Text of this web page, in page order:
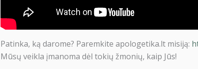
Patinka, ką darome? Paremkite apologetika.lt misiją:
Mūsų veikla įmanoma dėl tokių žmonių, kaip Jūs!